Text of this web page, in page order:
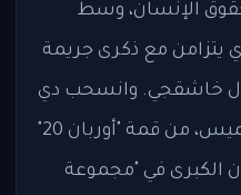
الإنسان، وسط
يتزامن مع ذكرى جريمة
خاشقجي. وانسحب دي
بلاسيو، الذي أعلن قراره الخميس، من قمة "أوربان 20"
الكبرى في "مجموعة